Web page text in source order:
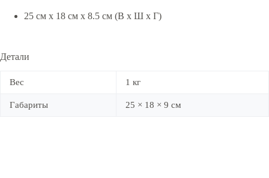
25 см x 18 см x 8.5 см (В x Ш x Г)
Детали
Вес 1 кг
Габариты 25 × 18 × 9 см